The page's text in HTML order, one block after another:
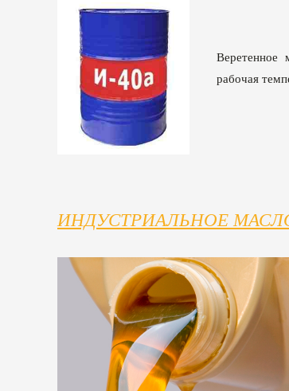
Веретенное
рабочая
ИНДУСТРИАЛЬНОЕ